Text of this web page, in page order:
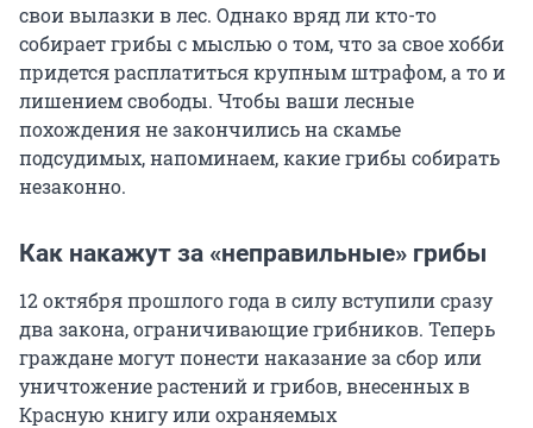
свои вылазки в лес. Однако вряд ли кто-то
собирает грибы с мыслью о том, что за свое хобби
придется расплатиться крупным штрафом, а то и
лишением свободы. Чтобы ваши лесные
похождения не закончились на скамье
подсудимых, напоминаем, какие грибы собирать
незаконно.
Как накажут за «неправильные» грибы
12 октября прошлого года в силу вступили сразу
два закона, ограничивающие грибников. Теперь
граждане могут понести наказание за сбор или
уничтожение растений и грибов, внесенных в
Красную книгу или охраняемых